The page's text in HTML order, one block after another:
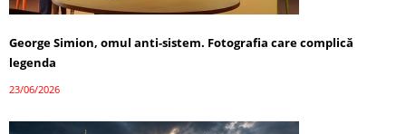
George Simion, omul anti-sistem. Fotografia care complică
legenda
23/06/2026